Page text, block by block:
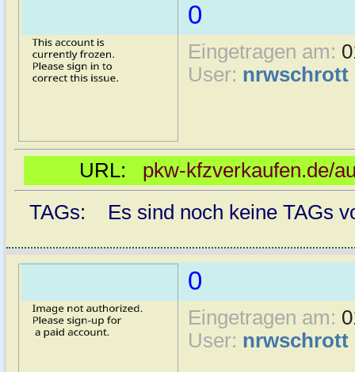
0
Eingetragen am:
User: nrwschrott
URL: pkw-kfzverkaufen.de/
TAGs: Es sind noch keine TAGs
0
Eingetragen am:
User: nrwschrott